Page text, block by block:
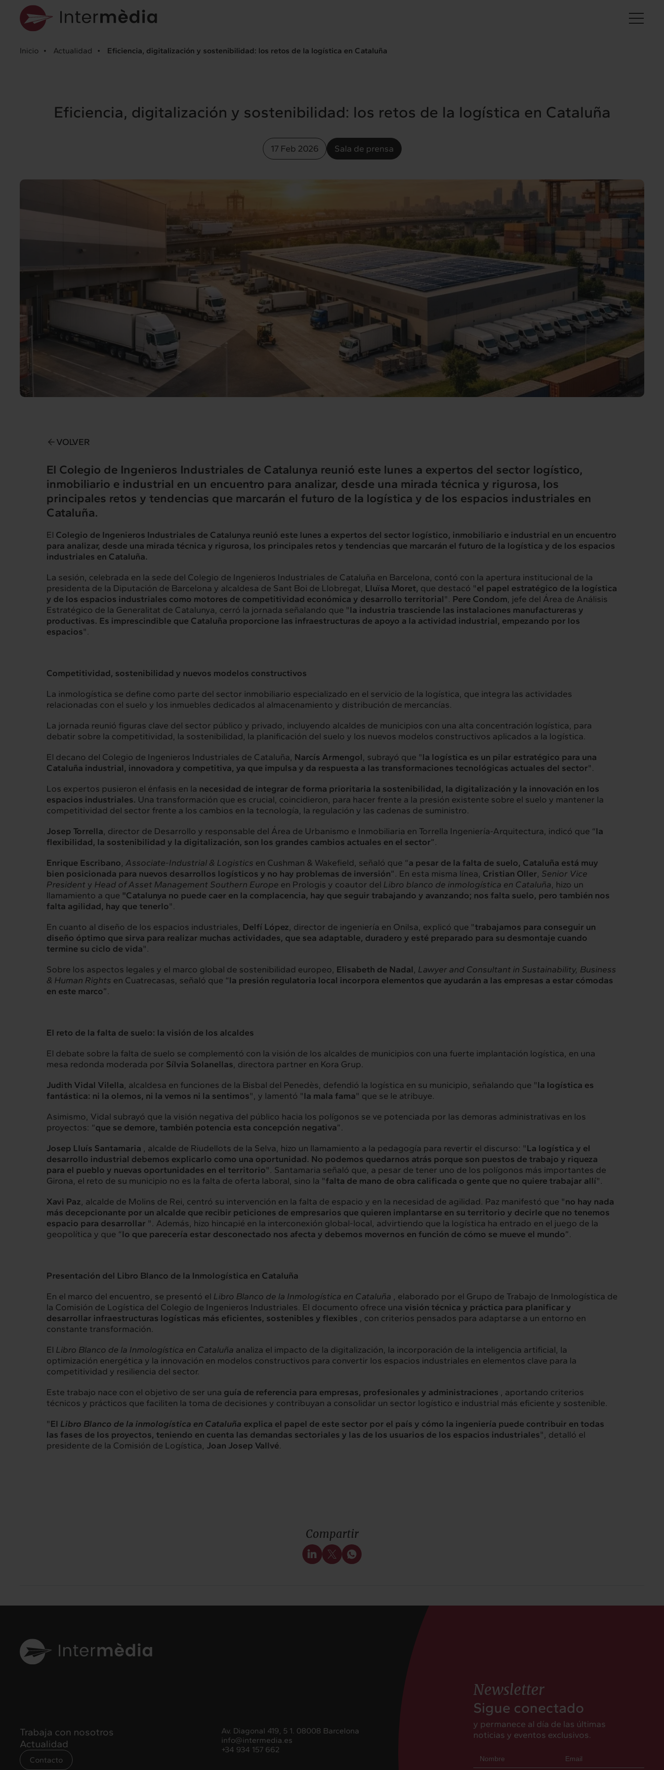
Intermèdia Interconexión Interacción Intermèdia
Interrelación
Clientes
Insights Intercambio
Inicio Actualidad Eficiencia, digitalización y sostenibilidad: los retos de la logística en Cataluña
Eficiencia, digitalización y sostenibilidad: los retos de la logística en Cataluña
17 Feb 2026 Sala de prensa
VOLVER
El Colegio de Ingenieros Industriales de Catalunya reunió este lunes a expertos del sector logístico,
inmobiliario e industrial en un encuentro para analizar, desde una mirada técnica y rigurosa, los
principales retos y tendencias que marcarán el futuro de la logística y de los espacios industriales en
Cataluña.
El Colegio de Ingenieros Industriales de Catalunya reunió este lunes a expertos del sector logístico, inmobiliario e industrial en un encuentro
para analizar, desde una mirada técnica y rigurosa, los principales retos y tendencias que marcarán el futuro de la logística y de los espacios
industriales en Cataluña.
La sesión, celebrada en la sede del Colegio de Ingenieros Industriales de Cataluña en Barcelona, contó con la apertura institucional de la
presidenta de la Diputación de Barcelona y alcaldesa de Sant Boi de Llobregat, Lluïsa Moret, que destacó "el papel estratégico de la logística
y de los espacios industriales como motores de competitividad económica y desarrollo territorial". Pere Condom, jefe del Área de Análisis
Estratégico de la Generalitat de Catalunya, cerró la jornada señalando que "la industria trasciende las instalaciones manufactureras y
productivas. Es imprescindible que Cataluña proporcione las infraestructuras de apoyo a la actividad industrial, empezando por los
espacios".
Competitividad, sostenibilidad y nuevos modelos constructivos
La inmologística se define como parte del sector inmobiliario especializado en el servicio de la logística, que integra las actividades
relacionadas con el suelo y los inmuebles dedicados al almacenamiento y distribución de mercancías.
La jornada reunió figuras clave del sector público y privado, incluyendo alcaldes de municipios con una alta concentración logística, para
debatir sobre la competitividad, la sostenibilidad, la planificación del suelo y los nuevos modelos constructivos aplicados a la logística.
El decano del Colegio de Ingenieros Industriales de Cataluña, Narcís Armengol, subrayó que "la logística es un pilar estratégico para una
Cataluña industrial, innovadora y competitiva, ya que impulsa y da respuesta a las transformaciones tecnológicas actuales del sector".
Los expertos pusieron el énfasis en la necesidad de integrar de forma prioritaria la sostenibilidad, la digitalización y la innovación en los
espacios industriales. Una transformación que es crucial, coincidieron, para hacer frente a la presión existente sobre el suelo y mantener la
competitividad del sector frente a los cambios en la tecnología, la regulación y las cadenas de suministro.
Josep Torrella, director de Desarrollo y responsable del Área de Urbanismo e Inmobiliaria en Torrella Ingeniería-Arquitectura, indicó que “la
flexibilidad, la sostenibilidad y la digitalización, son los grandes cambios actuales en el sector”.
Enrique Escribano, Associate-Industrial & Logistics en Cushman & Wakefield, señaló que “a pesar de la falta de suelo, Cataluña está muy
bien posicionada para nuevos desarrollos logísticos y no hay problemas de inversión”. En esta misma línea, Cristian Oller, Senior Vice
President y Head of Asset Management Southern Europe en Prologis y coautor del Libro blanco de inmologística en Cataluña, hizo un
llamamiento a que "Catalunya no puede caer en la complacencia, hay que seguir trabajando y avanzando; nos falta suelo, pero también nos
falta agilidad, hay que tenerlo".
En cuanto al diseño de los espacios industriales, Delfí López, director de ingeniería en Onilsa, explicó que "trabajamos para conseguir un
diseño óptimo que sirva para realizar muchas actividades, que sea adaptable, duradero y esté preparado para su desmontaje cuando
termine su ciclo de vida".
Sobre los aspectos legales y el marco global de sostenibilidad europeo, Elisabeth de Nadal, Lawyer and Consultant in Sustainability, Business
& Human Rights en Cuatrecasas, señaló que “la presión regulatoria local incorpora elementos que ayudarán a las empresas a estar cómodas
en este marco”.
El reto de la falta de suelo: la visión de los alcaldes
El debate sobre la falta de suelo se complementó con la visión de los alcaldes de municipios con una fuerte implantación logística, en una
mesa redonda moderada por Sílvia Solanellas, directora partner en Kora Grup.
Judith Vidal Vilella, alcaldesa en funciones de la Bisbal del Penedès, defendió la logística en su municipio, señalando que "la logística es
fantástica: ni la olemos, ni la vemos ni la sentimos", y lamentó "la mala fama" que se le atribuye.
Asimismo, Vidal subrayó que la visión negativa del público hacia los polígonos se ve potenciada por las demoras administrativas en los
proyectos: “que se demore, también potencia esta concepción negativa”.
Josep Lluís Santamaria , alcalde de Riudellots de la Selva, hizo un llamamiento a la pedagogía para revertir el discurso: "La logística y el
desarrollo industrial debemos explicarlo como una oportunidad. No podemos quedarnos atrás porque son puestos de trabajo y riqueza
para el pueblo y nuevas oportunidades en el territorio". Santamaria señaló que, a pesar de tener uno de los polígonos más importantes de
Girona, el reto de su municipio no es la falta de oferta laboral, sino la "falta de mano de obra calificada o gente que no quiere trabajar allí".
Xavi Paz, alcalde de Molins de Rei, centró su intervención en la falta de espacio y en la necesidad de agilidad. Paz manifestó que "no hay nada
más decepcionante por un alcalde que recibir peticiones de empresarios que quieren implantarse en su territorio y decirle que no tenemos
espacio para desarrollar ". Además, hizo hincapié en la interconexión global-local, advirtiendo que la logística ha entrado en el juego de la
geopolítica y que “lo que parecería estar desconectado nos afecta y debemos movernos en función de cómo se mueve el mundo”.
Presentación del Libro Blanco de la Inmologística en Cataluña
En el marco del encuentro, se presentó el Libro Blanco de la Inmologística en Cataluña , elaborado por el Grupo de Trabajo de Inmologística de
la Comisión de Logística del Colegio de Ingenieros Industriales. El documento ofrece una visión técnica y práctica para planificar y
desarrollar infraestructuras logísticas más eficientes, sostenibles y flexibles , con criterios pensados para adaptarse a un entorno en
constante transformación.
El Libro Blanco de la Inmologística en Cataluña analiza el impacto de la digitalización, la incorporación de la inteligencia artificial, la
optimización energética y la innovación en modelos constructivos para convertir los espacios industriales en elementos clave para la
competitividad y resiliencia del sector.
Este trabajo nace con el objetivo de ser una guía de referencia para empresas, profesionales y administraciones , aportando criterios
técnicos y prácticos que faciliten la toma de decisiones y contribuyan a consolidar un sector logístico e industrial más eficiente y sostenible.
"El Libro Blanco de la inmologística en Cataluña explica el papel de este sector por el país y cómo la ingeniería puede contribuir en todas
las fases de los proyectos, teniendo en cuenta las demandas sectoriales y las de los usuarios de los espacios industriales", detalló el
presidente de la Comisión de Logística, Joan Josep Vallvé.
Compartir
Trabaja con nosotros
Actualidad
Contacto
Av. Diagonal 419, 5 1. 08008 Barcelona
info@intermedia.es
+34 934 157 662
Newsletter
Sigue conectado
y permanece al día de las últimas
noticias y eventos exclusivos.